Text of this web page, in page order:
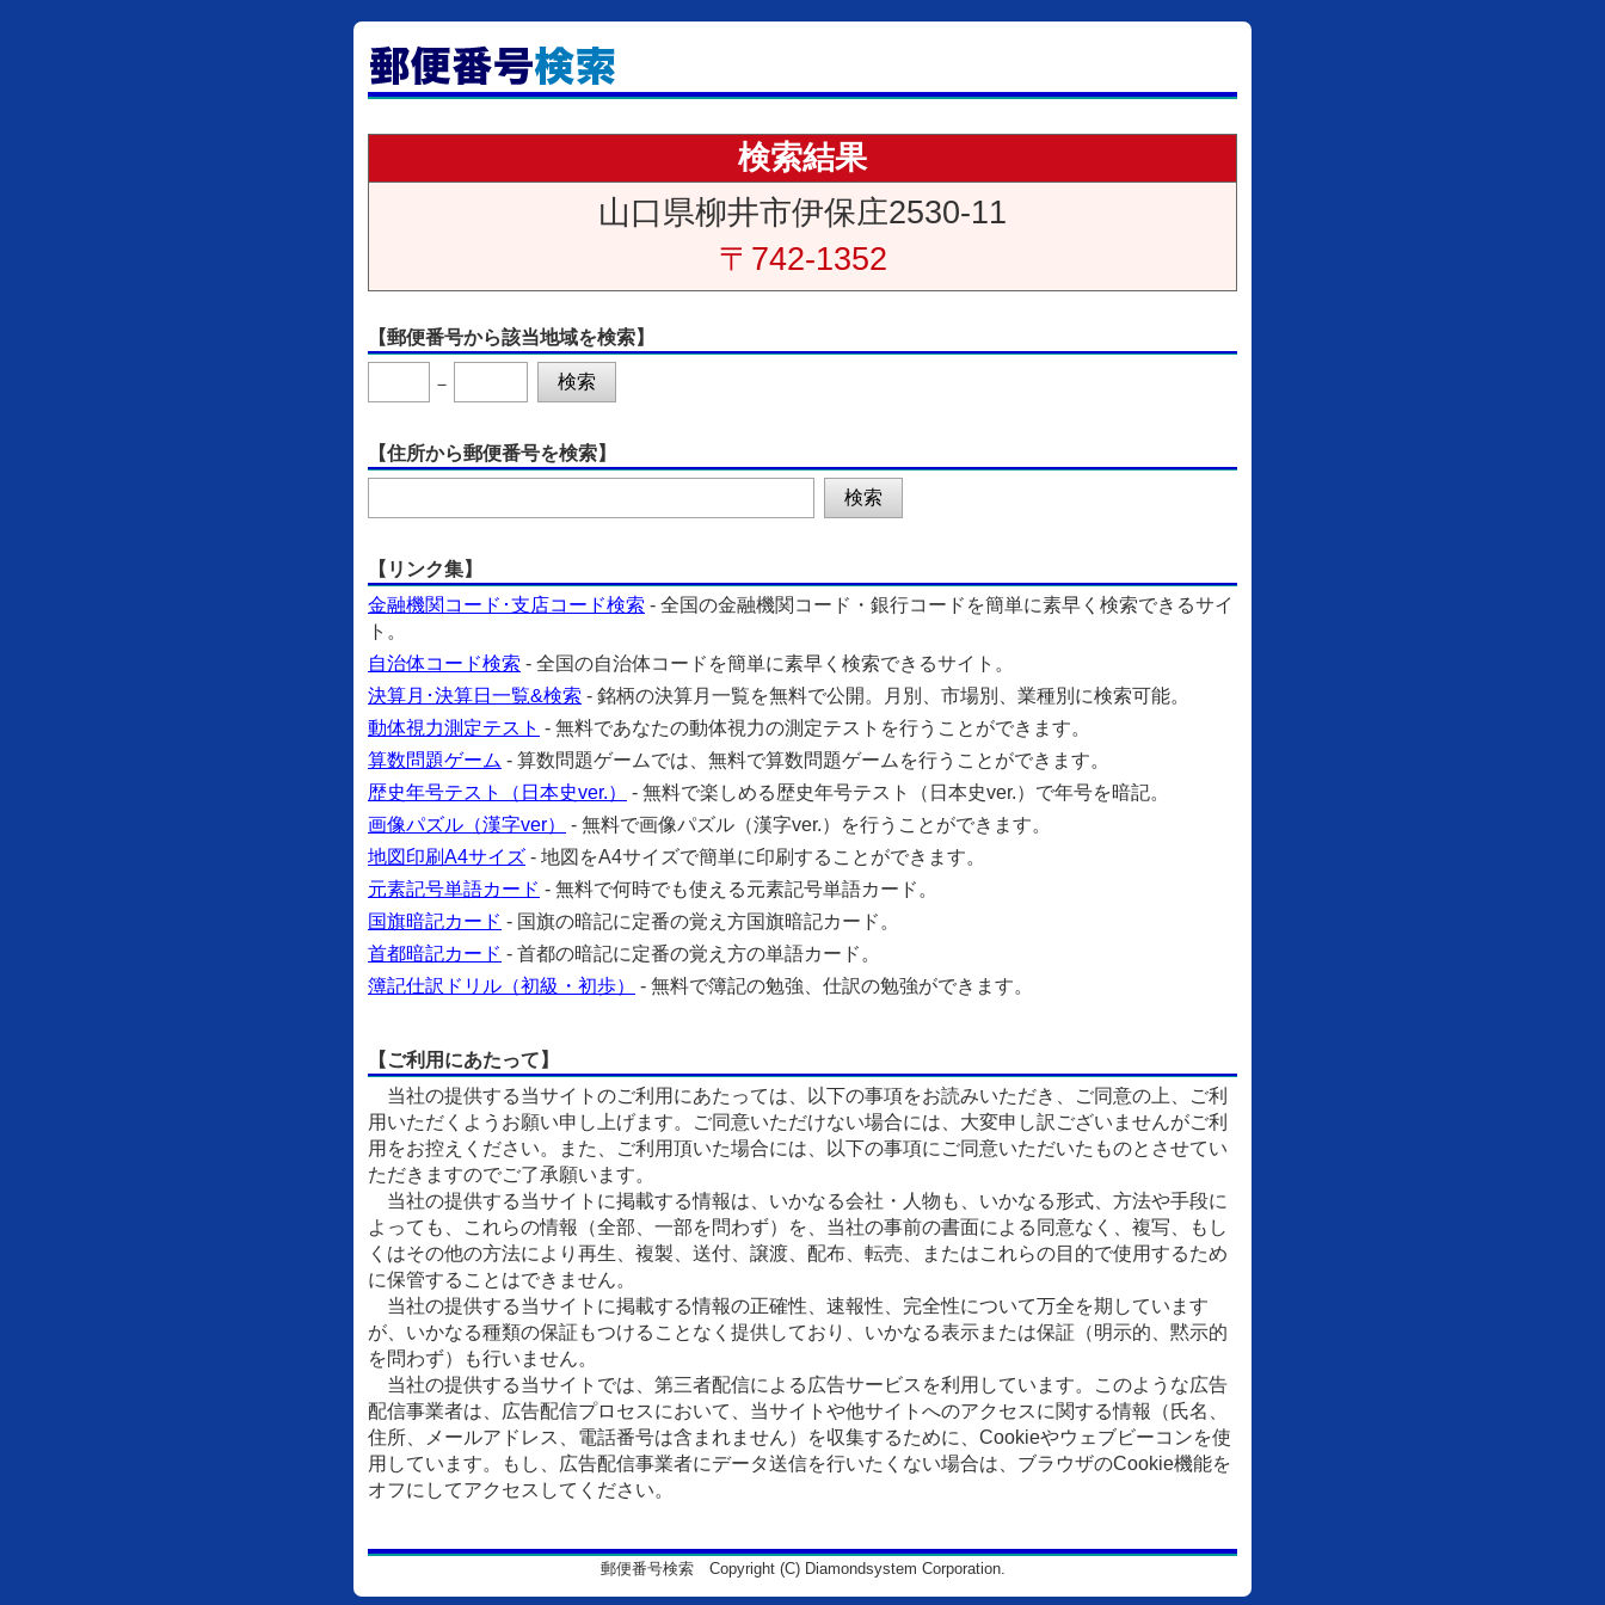
検索結果
山口県柳井市伊保庄2530-11
〒742-1352
【郵便番号から該当地域を検索】
－
【住所から郵便番号を検索】
【リンク集】
金融機関コード･支店コード検索 - 全国の金融機関コード・銀行コードを簡単に素早く検索できるサイ
ト。
自治体コード検索 - 全国の自治体コードを簡単に素早く検索できるサイト。
決算月･決算日一覧&検索 - 銘柄の決算月一覧を無料で公開。月別、市場別、業種別に検索可能。
動体視力測定テスト - 無料であなたの動体視力の測定テストを行うことができます。
算数問題ゲーム - 算数問題ゲームでは、無料で算数問題ゲームを行うことができます。
歴史年号テスト（日本史ver.）
- 無料で楽しめる歴史年号テスト（日本史ver.）で年号を暗記。
画像パズル（漢字ver）
- 無料で画像パズル（漢字ver.）を行うことができます。
地図印刷A4サイズ - 地図をA4サイズで簡単に印刷することができます。
元素記号単語カード - 無料で何時でも使える元素記号単語カード。
国旗暗記カード - 国旗の暗記に定番の覚え方国旗暗記カード。
首都暗記カード - 首都の暗記に定番の覚え方の単語カード。
簿記仕訳ドリル（初級・初歩）
- 無料で簿記の勉強、仕訳の勉強ができます。
【ご利用にあたって】
当社の提供する当サイトのご利用にあたっては、以下の事項をお読みいただき、ご同意の上、ご利
用いただくようお願い申し上げます。ご同意いただけない場合には、大変申し訳ございませんがご利
用をお控えください。また、ご利用頂いた場合には、以下の事項にご同意いただいたものとさせてい
ただきますのでご了承願います。
当社の提供する当サイトに掲載する情報は、いかなる会社・人物も、いかなる形式、方法や手段に
よっても、これらの情報（全部、一部を問わず）を、当社の事前の書面による同意なく、複写、もし
くはその他の方法により再生、複製、送付、譲渡、配布、転売、またはこれらの目的で使用するため
に保管することはできません。
当社の提供する当サイトに掲載する情報の正確性、速報性、完全性について万全を期しています
が、いかなる種類の保証もつけることなく提供しており、いかなる表示または保証（明示的、黙示的
を問わず）も行いません。
当社の提供する当サイトでは、第三者配信による広告サービスを利用しています。このような広告
配信事業者は、広告配信プロセスにおいて、当サイトや他サイトへのアクセスに関する情報（氏名、
住所、メールアドレス、電話番号は含まれません）を収集するために、Cookieやウェブビーコンを使
用しています。もし、広告配信事業者にデータ送信を行いたくない場合は、ブラウザのCookie機能を
オフにしてアクセスしてください。
郵便番号検索 Copyright (C) Diamondsystem Corporation.